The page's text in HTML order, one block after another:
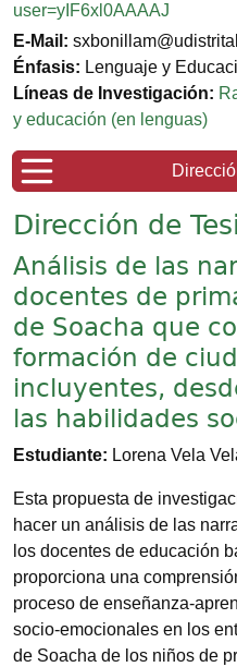
user=yIF6xl0AAAAJ
E-Mail:
Énfasis: Lenguaje y
Líneas de Investigación:
y educación (en lenguas)
Dirección de
Análisis de las
docentes de
de Soacha que
formación de
incluyentes,
las habilidades
Estudiante: Lorena Vela
Esta propuesta de
hacer un análisis de las
los docentes de educación
proporciona una
proceso de enseñanza-
socio-emocionales en los
de Soacha de los niños de